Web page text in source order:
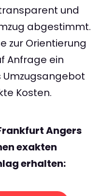
und
abgestimmt.
zur Orientierung
Anfrage ein
Kosten.
Angers
exakten
erhalten: